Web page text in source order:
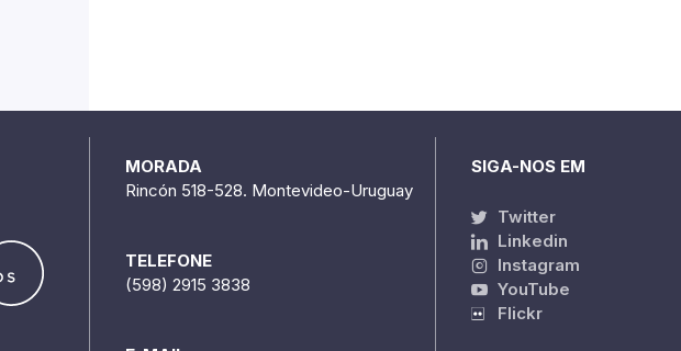
MORADA
Rincón 518-528. Montevideo-Uruguay
TELEFONE
(598) 2915 3838
SIGA-NOS EM
Twitter
Linkedin
Instagram
YouTube
Flickr